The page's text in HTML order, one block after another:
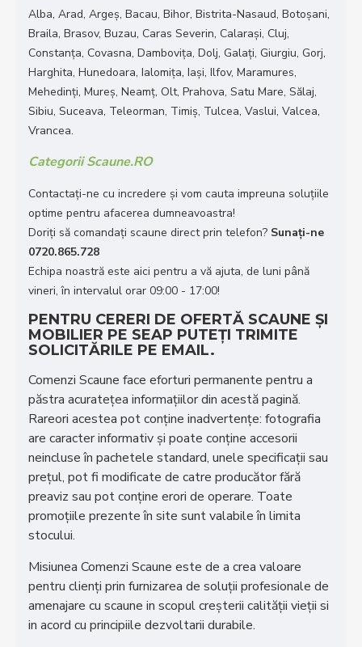
Alba, Arad, Argeș, Bacau, Bihor, Bistrita-Nasaud, Botoșani,
Braila, Brasov, Buzau, Caras Severin, Calarași, Cluj,
Constanța, Covasna, Dambovița, Dolj, Galați, Giurgiu, Gorj,
Harghita, Hunedoara, Ialomița, Iași, Ilfov, Maramures,
Mehedinți, Mureș, Neamț, Olt, Prahova, Satu Mare, Sălaj,
Sibiu, Suceava, Teleorman, Timiș, Tulcea, Vaslui, Valcea,
Vrancea.
Categorii Scaune.RO
Contactați-ne cu incredere și vom cauta impreuna soluțiile
optime pentru afacerea dumneavoastra!
Doriţi să comandaţi scaune direct prin telefon? Sunaţi-ne
0720.865.728
Echipa noastră este aici pentru a vă ajuta, de luni până
vineri, în intervalul orar 09:00 - 17:00!
PENTRU CERERI DE OFERTĂ SCAUNE ȘI
MOBILIER PE SEAP PUTEȚI TRIMITE
SOLICITĂRILE PE EMAIL.
Comenzi Scaune face eforturi permanente pentru a
păstra acurateţea informaţiilor din acestă pagină.
Rareori acestea pot conţine inadvertenţe: fotografia
are caracter informativ şi poate conţine accesorii
neincluse în pachetele standard, unele specificaţii sau
preţul, pot fi modificate de catre producător fără
preaviz sau pot conţine erori de operare. Toate
promoţiile prezente în site sunt valabile în limita
stocului.
Misiunea Comenzi Scaune este de a crea valoare
pentru clienţi prin furnizarea de soluţii profesionale de
amenajare cu scaune in scopul creşterii calităţii vieţii si
in acord cu principiile dezvoltarii durabile.